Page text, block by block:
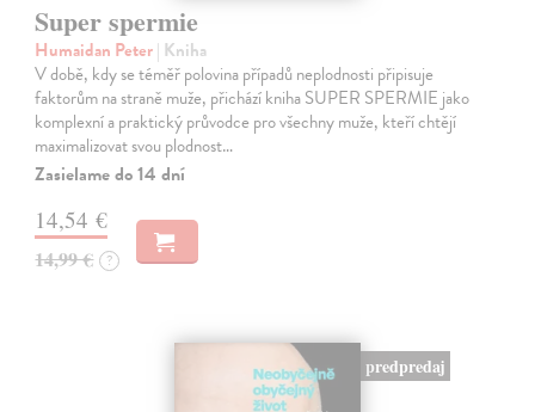
Super spermie
Humaidan Peter| Kniha
V době, kdy se téměř polovina případů neplodnosti připisuje
faktorům na straně muže, přichází kniha SUPER SPERMIE jako
komplexní a praktický průvodce pro všechny muže, kteří chtějí
maximalizovat svou plodnost…
Zasielame do 14 dní
14,54 €
14,99 € ?
predpredaj